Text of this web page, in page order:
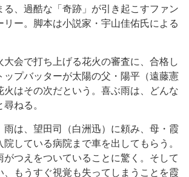
る、過酷な「奇跡」が引き起こすファン
リー。脚本は小説家・宇山佳佑氏による
会で打ち上げる花火の審査に、合格し
ップバッターが太陽の父・陽平（遠藤憲
火はその次だという。喜ぶ雨は、どんな
ねる。
は、望田司（白洲迅）に頼み、母・霞
している病院まで車を出してもらう。
がつえをついていることに驚く。そして
、もうすぐ視覚も失ってしまうことを霞